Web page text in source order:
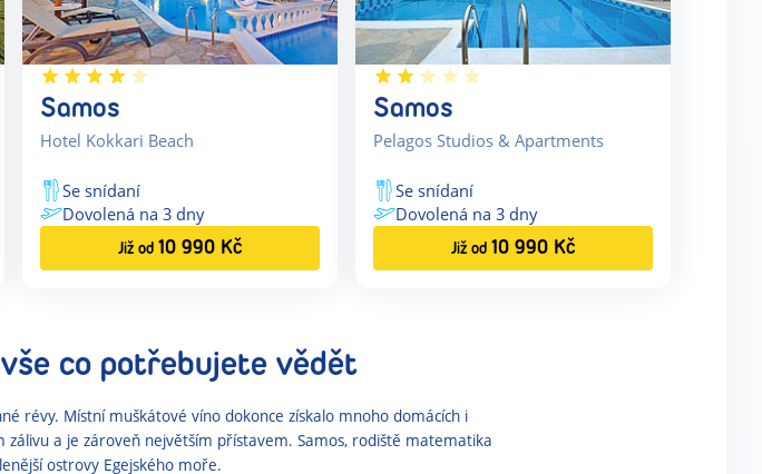
Samos
Hotel Kokkari Beach
Se snídaní
Dovolená na 3 dny
Již od 10 990 Kč
Samos
Pelagos Studios & Apartments
Se snídaní
Dovolená na 3 dny
Již od 10 990 Kč
co potřebujete vědět
révy. Místní muškátové víno dokonce získalo mnoho domácích i
a je zároveň největším přístavem. Samos, rodiště matematika
ostrovy Egejského moře.